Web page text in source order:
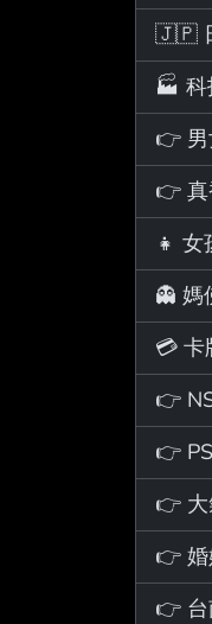
🇯🇵
🏭 科
👉
👉 真
👧
👻 媽
💳 卡
👉
👉
👉 大
👉 婚
👉 台